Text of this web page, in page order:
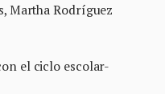
Martha Rodríguez
el ciclo escolar-